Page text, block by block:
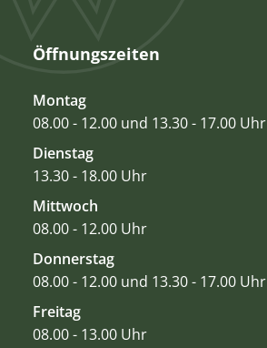
Öffnungszeiten
Montag
08.00 - 12.00 und 13.30 - 17.00 Uhr
Dienstag
13.30 - 18.00 Uhr
Mittwoch
08.00 - 12.00 Uhr
Donnerstag
08.00 - 12.00 und 13.30 - 17.00 Uhr
Freitag
08.00 - 13.00 Uhr